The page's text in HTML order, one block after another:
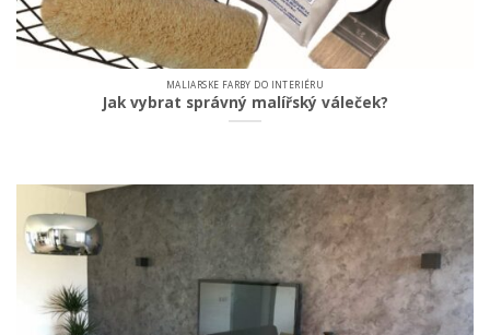
MALIARSKE FARBY DO INTERIÉRU
Jak vybrat správný malířský váleček?